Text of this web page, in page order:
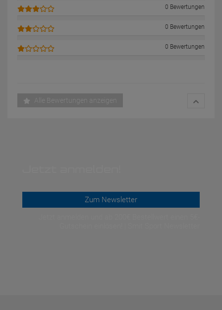
0 Bewertungen
0 Bewertungen
0 Bewertungen
Alle Bewertungen anzeigen
Zum Newsletter